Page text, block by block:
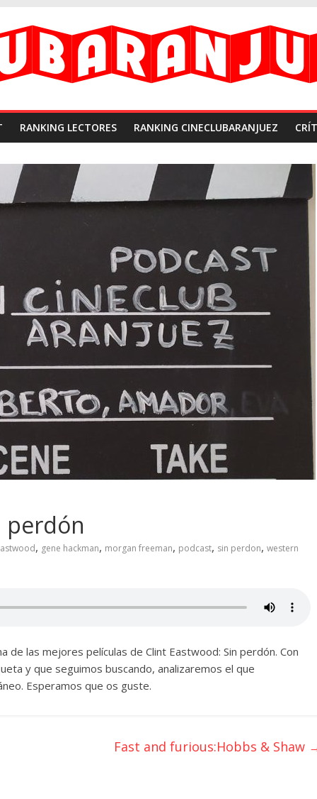
RANKING LECTORES RANKING CINECLUBARANJUEZ
perdón
, gene hackman, morgan freeman, podcast, sin perdon, western
las mejores películas de Clint Eastwood: Sin perdón. Con
y que seguimos buscando, analizaremos el que
Esperamos que os guste.
Fast and furious:Hobbs & Shaw